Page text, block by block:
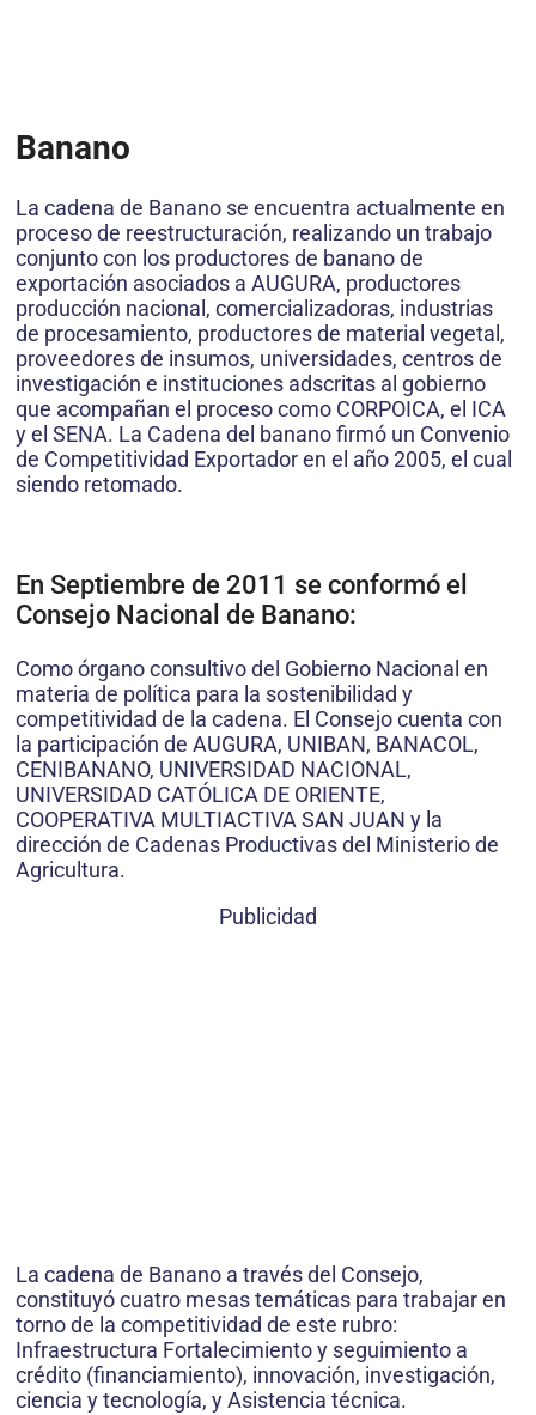
Banano
La cadena de Banano se encuentra actualmente en
proceso de reestructuración, realizando un trabajo
conjunto con los productores de banano de
exportación asociados a AUGURA, productores
producción nacional, comercializadoras, industrias
de procesamiento, productores de material vegetal,
proveedores de insumos, universidades, centros de
investigación e instituciones adscritas al gobierno
que acompañan el proceso como CORPOICA, el ICA
y el SENA. La Cadena del banano firmó un Convenio
de Competitividad Exportador en el año 2005, el cual
siendo retomado.
En Septiembre de 2011 se conformó el
Consejo Nacional de Banano:
Como órgano consultivo del Gobierno Nacional en
materia de política para la sostenibilidad y
competitividad de la cadena. El Consejo cuenta con
la participación de AUGURA, UNIBAN, BANACOL,
CENIBANANO, UNIVERSIDAD NACIONAL,
UNIVERSIDAD CATÓLICA DE ORIENTE,
COOPERATIVA MULTIACTIVA SAN JUAN y la
dirección de Cadenas Productivas del Ministerio de
Agricultura.
Publicidad
La cadena de Banano a través del Consejo,
constituyó cuatro mesas temáticas para trabajar en
torno de la competitividad de este rubro:
Infraestructura Fortalecimiento y seguimiento a
crédito (financiamiento), innovación, investigación,
ciencia y tecnología, y Asistencia técnica.